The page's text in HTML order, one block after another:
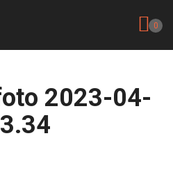
0
2023-04-